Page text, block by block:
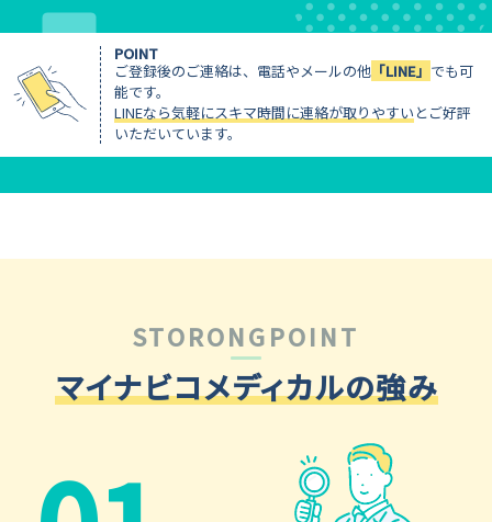
POINT
ご登録後のご連絡は、電話やメールの他 「LINE」 でも可
能です。
LINEなら気軽にスキマ時間に連絡が取りやすい とご好評
いただいています。
STORONGPOINT
マイナビコメディカルの強み